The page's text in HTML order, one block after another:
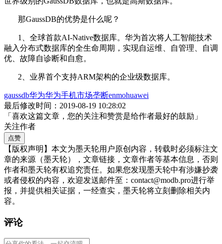
那GaussDB的优势是什么呢？
1、全球首款AI-Native数据库。华为首次将人工智能技术
融入分布式数据库的全生命周期，实现自运维、自管理、自调
优、故障自诊断和自愈。
2、业界首个支持ARM架构的企业级数据库。
gaussdb华为华为手机市场垄断enmohuawei
最后修改时间：2019-08-19 10:28:02
「喜欢这篇文章，您的关注和赞赏是给作者最好的鼓励」
关注作者
点赞
【版权声明】本文为墨天轮用户原创内容，转载时必须标注文
章的来源（墨天轮），文章链接，文章作者等基本信息，否则
作者和墨天轮有权追究责任。如果您发现墨天轮中有涉嫌抄袭
或者侵权的内容，欢迎发送邮件至：contact@modb.pro进行举
报，并提供相关证据，一经查实，墨天轮将立刻删除相关内
容。
评论